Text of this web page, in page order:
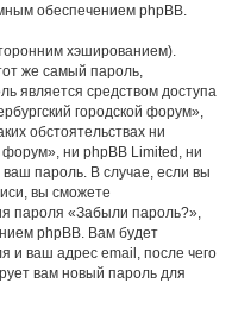
обеспечением phpBB.
хэшированием).
же самый пароль,
является средством доступа
городской форум»,
обстоятельствах ни
форум», ни phpBB Limited, ни
пароль. В случае, если вы
вы сможете
пароля «Забыли пароль?»,
phpBB. Вам будет
и ваш адрес email, после чего
вам новый пароль для